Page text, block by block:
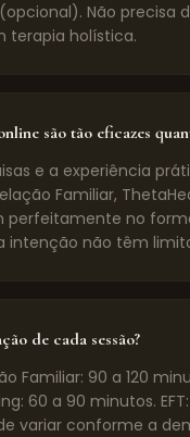
Não precisa
terapia holística.
são tão eficazes
e a experiência
Familiar,
perfeitamente no
intenção não têm
de cada sessão?
Familiar: 90 a 120
60 a 90 minutos.
variar conforme a